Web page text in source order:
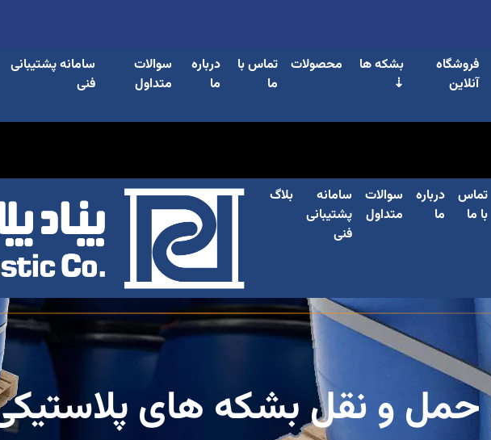
فروشگاه
آنلاین
بشکه ها
⇣
محصولات
تماس با
ما
درباره
ما
سوالات
متداول
سامانه پشتیبانی
فنی
تماس
با ما
درباره
ما
سوالات
متداول
سامانه
پشتیبانی
فنی
بلاگ